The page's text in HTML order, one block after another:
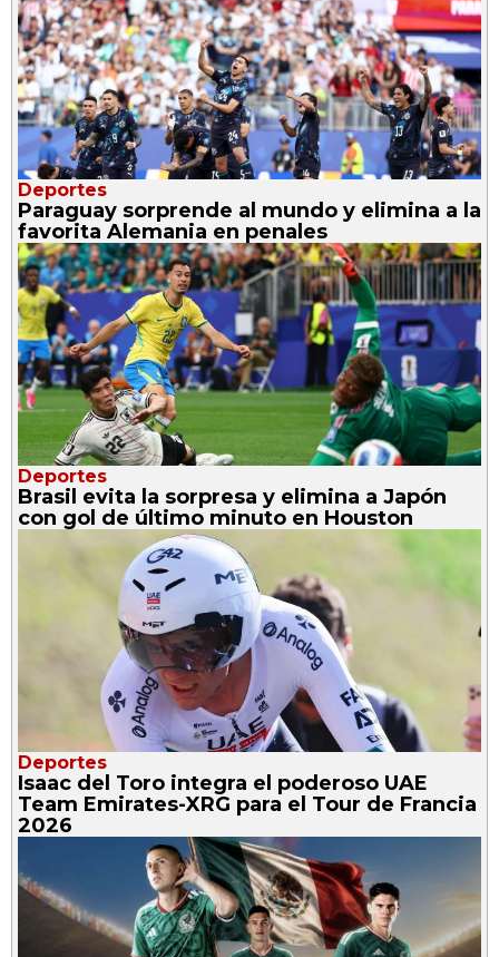
Deportes
Paraguay sorprende al mundo y elimina a la
favorita Alemania en penales
Deportes
Brasil evita la sorpresa y elimina a Japón
con gol de último minuto en Houston
Deportes
Isaac del Toro integra el poderoso UAE
Team Emirates-XRG para el Tour de Francia
2026